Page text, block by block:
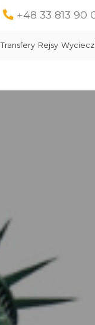
+48 33 813 90
Transfery Rejsy